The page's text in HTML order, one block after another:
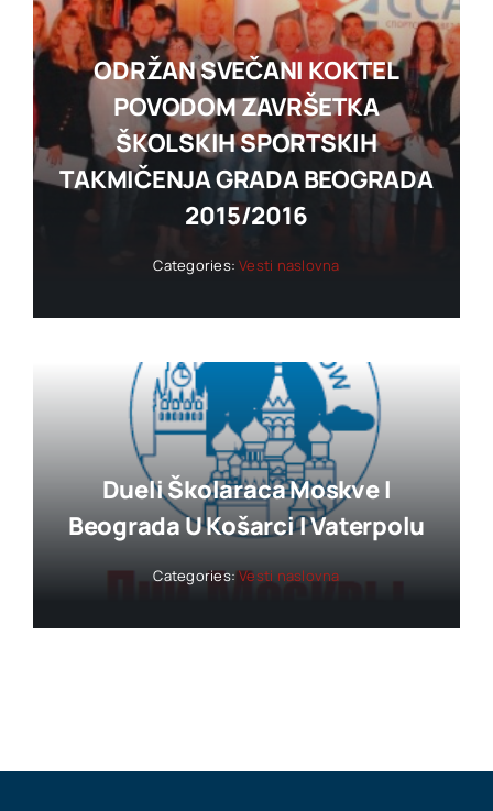
ODRŽAN SVEČANI KOKTEL
POVODOM ZAVRŠETKA
ŠKOLSKIH SPORTSKIH
TAKMIČENJA GRADA BEOGRADA
2015/2016
Categories:Vesti naslovna
Dueli Školaraca Moskve I
Beograda U Košarci I Vaterpolu
Categories:Vesti naslovna